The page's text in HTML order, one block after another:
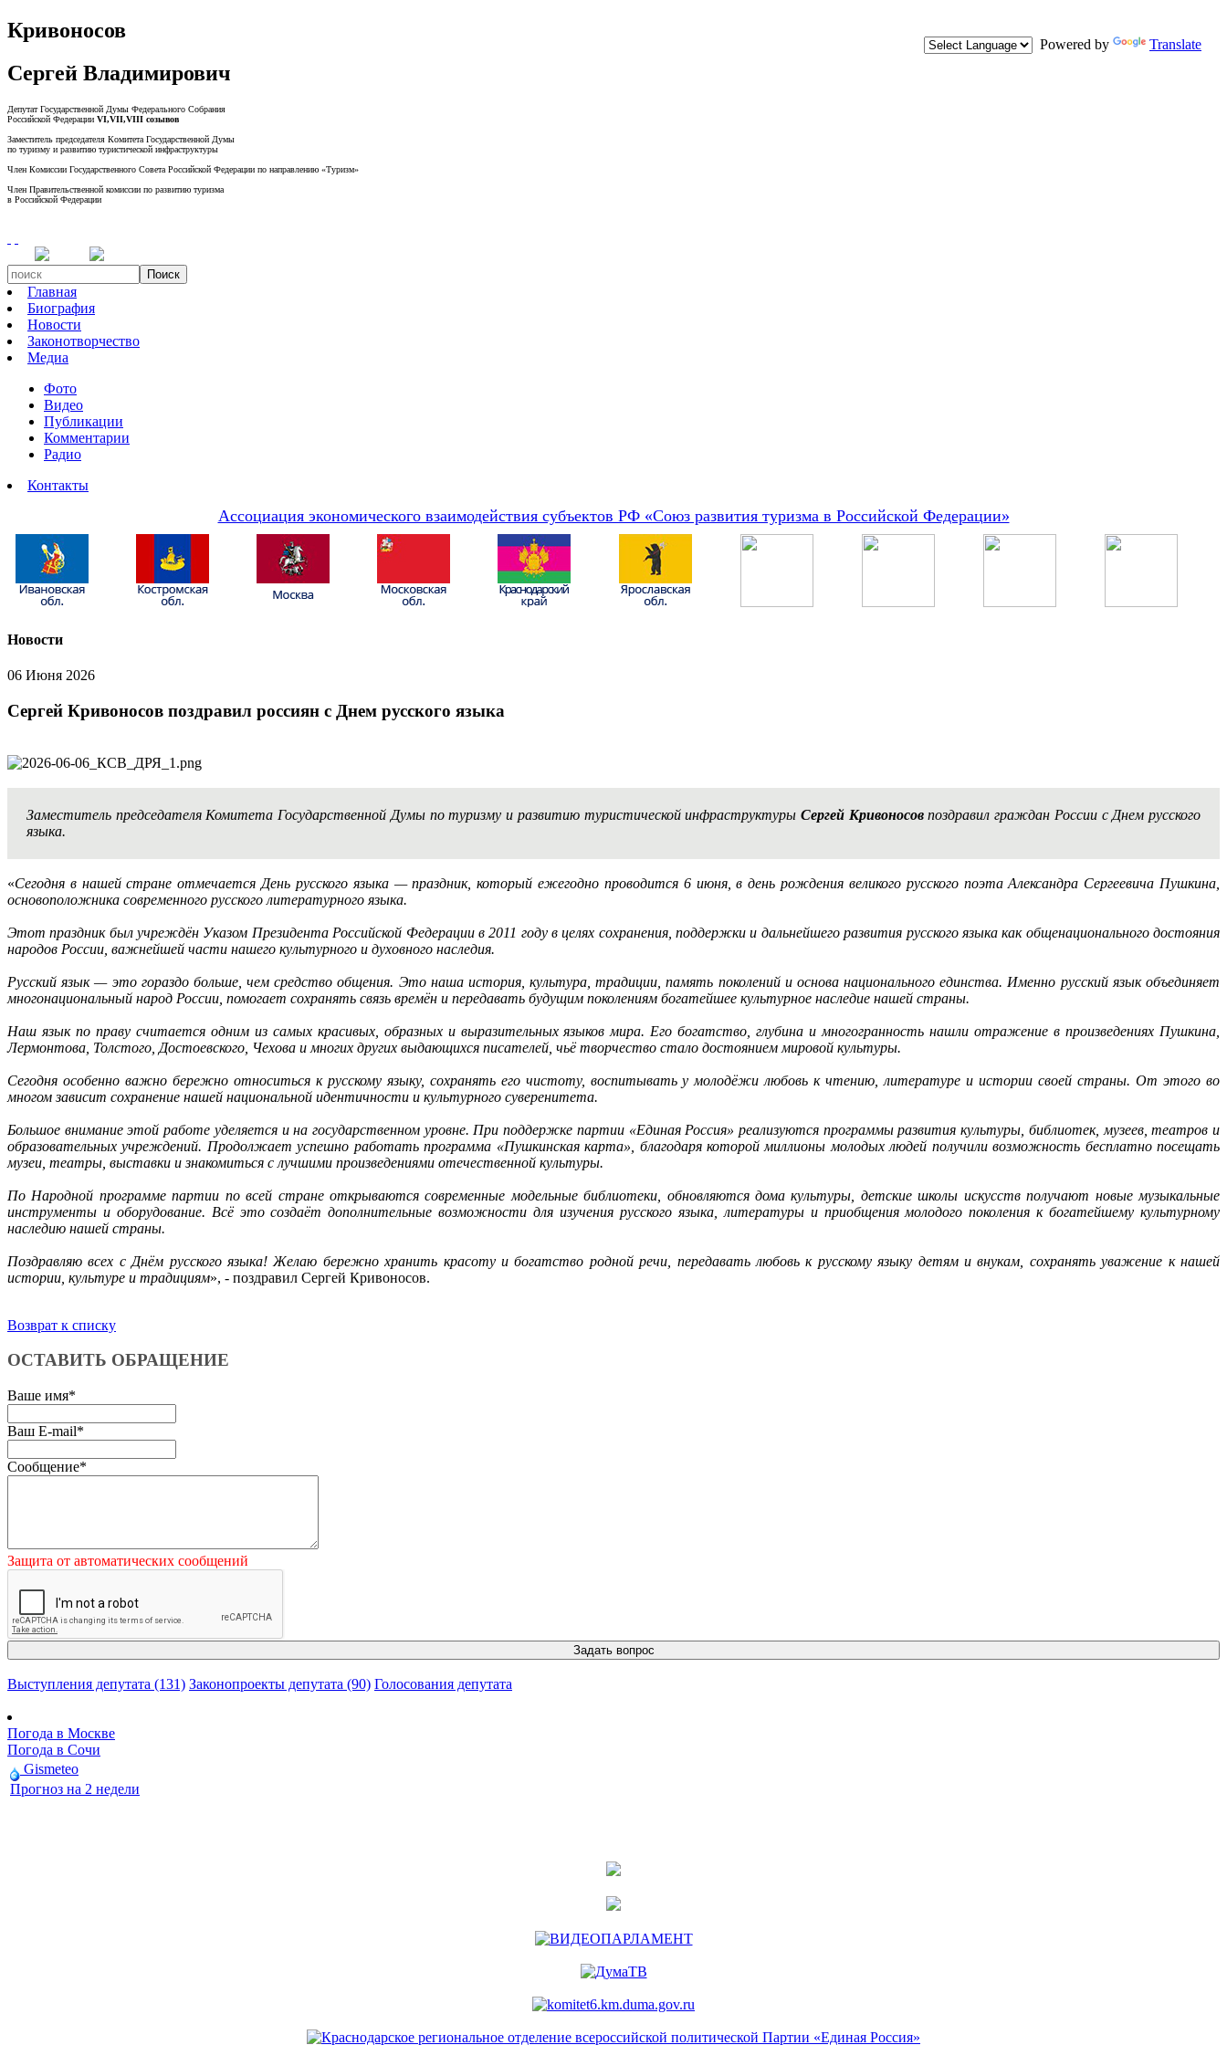
Powered by Translate
Кривоносов
Сергей Владимирович
Депутат Государственной Думы Федерального Собрания
Российской Федерации VI,VII,VIII созывов
Заместитель председателя Комитета Государственной Думы
по туризму и развитию туристической инфраструктуры
Член Комиссии Государственного Совета Российской Федерации по направлению «Туризм»
Член Правительственной комиссии по развитию туризма
в Российской Федерации
Поиск
Главная
Биография
Новости
Законотворчество
Медиа
Фото
Видео
Публикации
Комментарии
Радио
Контакты
Ассоциация экономического взаимодействия субъектов РФ «Союз развития туризма в Российской Федерации»
Новости
06 Июня 2026
Сергей Кривоносов поздравил россиян с Днем русского языка
Заместитель председателя Комитета Государственной Думы по туризму и развитию туристической инфраструктуры Сергей Кривоносовпоздравил граждан России с Днем русского
языка.
«Сегодня в нашей стране отмечается День русского языка — праздник, который ежегодно проводится 6 июня, в день рождения великого русского поэта Александра Сергеевича Пушкина,
основоположника современного русского литературного языка.
Этот праздник был учреждён Указом Президента Российской Федерации в 2011 году в целях сохранения, поддержки и дальнейшего развития русского языка как общенационального достояния
народов России, важнейшей части нашего культурного и духовного наследия.
Русский язык — это гораздо больше, чем средство общения. Это наша история, культура, традиции, память поколений и основа национального единства. Именно русский язык объединяет
многонациональный народ России, помогает сохранять связь времён и передавать будущим поколениям богатейшее культурное наследие нашей страны.
Наш язык по праву считается одним из самых красивых, образных и выразительных языков мира. Его богатство, глубина и многогранность нашли отражение в произведениях Пушкина,
Лермонтова, Толстого, Достоевского, Чехова и многих других выдающихся писателей, чьё творчество стало достоянием мировой культуры.
Сегодня особенно важно бережно относиться к русскому языку, сохранять его чистоту, воспитывать у молодёжи любовь к чтению, литературе и истории своей страны. От этого во
многом зависит сохранение нашей национальной идентичности и культурного суверенитета.
Большое внимание этой работе уделяется и на государственном уровне. При поддержке партии «Единая Россия» реализуются программы развития культуры, библиотек, музеев, театров и
образовательных учреждений. Продолжает успешно работать программа «Пушкинская карта», благодаря которой миллионы молодых людей получили возможность бесплатно посещать
музеи, театры, выставки и знакомиться с лучшими произведениями отечественной культуры.
По Народной программе партии по всей стране открываются современные модельные библиотеки, обновляются дома культуры, детские школы искусств получают новые музыкальные
инструменты и оборудование. Всё это создаёт дополнительные возможности для изучения русского языка, литературы и приобщения молодого поколения к богатейшему культурному
наследию нашей страны.
Поздравляю всех с Днём русского языка! Желаю бережно хранить красоту и богатство родной речи, передавать любовь к русскому языку детям и внукам, сохранять уважение к нашей
истории, культуре и традициям», - поздравил Сергей Кривоносов.
Возврат к списку
ОСТАВИТЬ ОБРАЩЕНИЕ
Ваше имя*
Ваш E-mail*
Сообщение*
Защита от автоматических сообщений
Выступления депутата (131) Законопроекты депутата (90) Голосования депутата
Погода в Москве
Погода в Сочи
Gismeteo
Прогноз на 2 недели